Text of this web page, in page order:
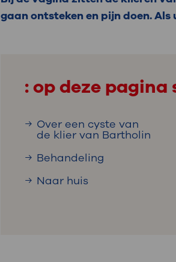
Uw
Uw
steeds verder uit, zodat u zelf
we u sneller helpen.
gaan ontsteken en pijn doen.
: op deze pagina
Over een cyste van
de klier van Bartholin
Behandeling
Naar huis